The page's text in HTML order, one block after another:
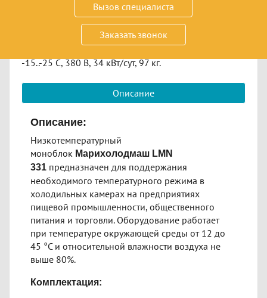
Вызов специалиста
Заказать звонок
Срок заказапо запросу
Размер: 851*1060*960, охл. объём 27-31 м/куб,
-15..-25 С, 380 В, 34 кВт/сут, 97 кг.
Описание
Описание:
Низкотемпературный
моноблок Марихолодмаш LMN
331 предназначен для поддержания
необходимого температурного режима в
холодильных камерах на предприятиях
пищевой промышленности, общественного
питания и торговли. Оборудование работает
при температуре окружающей среды от 12 до
45 °С и относительной влажности воздуха не
выше 80%.
Комплектация: